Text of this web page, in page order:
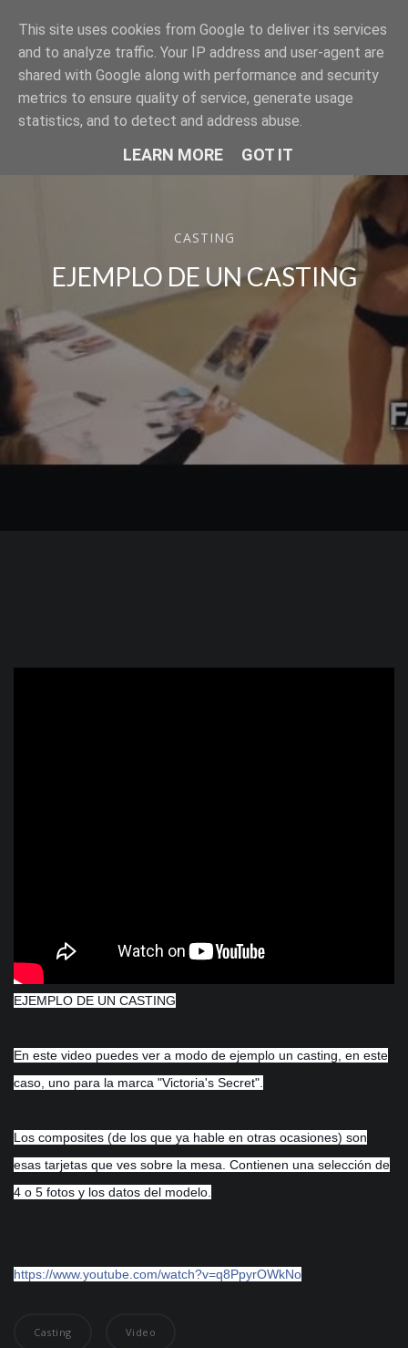
SER MODELO
CASTING
EJEMPLO DE UN CASTING
EJEMPLO DE UN CASTING
En este video puedes ver a modo de ejemplo un casting, en este
caso, uno para la marca "Victoria's Secret".
Los composites (de los que ya hable en otras ocasiones) son
esas tarjetas que ves sobre la mesa. Contienen una selección de
4 o 5 fotos y los datos del modelo.
https://www.youtube.com/watch?v=q8PpyrOWkNo
Casting Video
This site uses cookies from Google to deliver its services
and to analyze traffic. Your IP address and user-agent are
shared with Google along with performance and security
metrics to ensure quality of service, generate usage
statistics, and to detect and address abuse.
LEARN MORE GOT IT